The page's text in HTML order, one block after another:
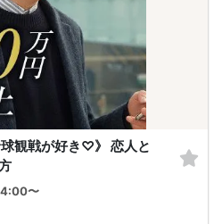
観戦が好き♡》 恋人と
〜